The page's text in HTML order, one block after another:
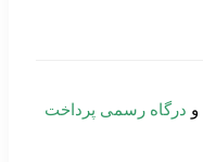
و درگاه رسمی پرداخت